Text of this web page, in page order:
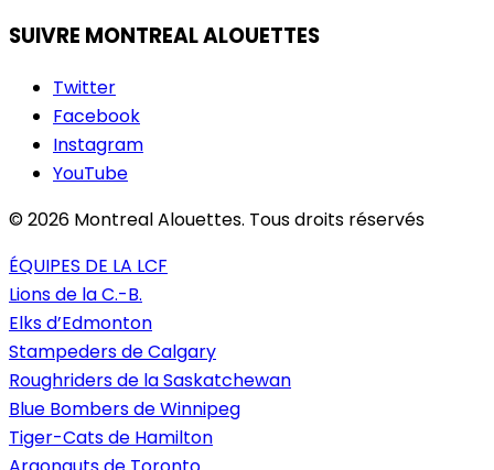
SUIVRE MONTREAL ALOUETTES
Twitter
Facebook
Instagram
YouTube
© 2026 Montreal Alouettes. Tous droits réservés
ÉQUIPES DE LA LCF
Lions de la C.-B.
Elks d’Edmonton
Stampeders de Calgary
Roughriders de la Saskatchewan
Blue Bombers de Winnipeg
Tiger-Cats de Hamilton